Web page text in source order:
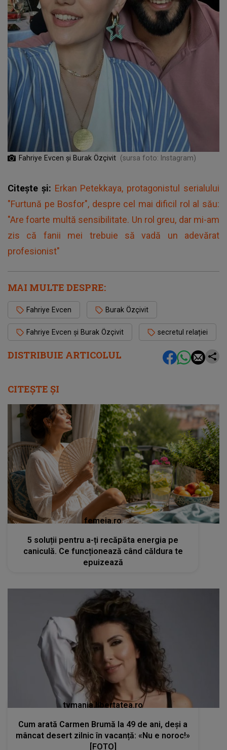
DISTRIBUIE ARTICOLUL
Fahriye Evcen și Burak Özçivit (sursa foto: Instagram)
Citește și: Erkan Petekkaya, protagonistul serialului
"Furtună pe Bosfor", despre cel mai dificil rol al său:
"Are foarte multă sensibilitate. Un rol greu, dar mi-am
zis că fanii mei trebuie să vadă un adevărat
profesionist"
MAI MULTE DESPRE:
Fahriye Evcen Burak Özçivit
Fahriye Evcen și Burak Özçivit secretul relației
CITEȘTE ȘI
femeia.ro
5 soluții pentru a-ți recăpăta energia pe
caniculă. Ce funcționează când căldura te
epuizează
tvmania.libertatea.ro
Cum arată Carmen Brumă la 49 de ani, deși a
mâncat desert zilnic în vacanță: «Nu e noroc!»
[FOTO]